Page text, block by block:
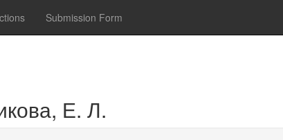
Submission Form
Е. Л.